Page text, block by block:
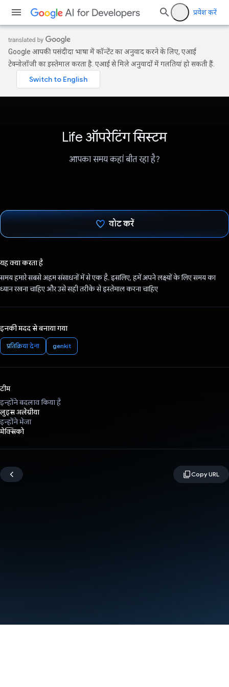
प्रवेश करें
Google आपकी पसंदीदा भाषा में कॉन्टेंट का अनुवाद करने के लिए, एआई
टेक्नोलॉजी का इस्तेमाल करता है. एआई से मिले अनुवादों में गलतियां हो सकती हैं.
Life ऑपरेटिंग सिस्टम
आपका समय कहां बीत रहा है?
वोट करें
यह क्या करता है
समय हमारे सबसे अहम संसाधनों में से एक है. इसलिए, हमें अपने लक्ष्यों के लिए समय का
ध्यान रखना चाहिए और उसे सही तरीके से इस्तेमाल करना चाहिए
इनकी मदद से बनाया गया
प्रतिक्रिया देना genkit
टीम
इन्होंने बदलाव किया है
लुइस अलेग्रीया
इन्होंने भेजा
मेक्सिको